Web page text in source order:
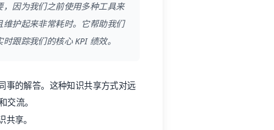
因为我们之前使用多种工具来
护起来非常耗时。它帮助我们
跟踪我们的核心 KPI 绩效。
事的解答。这种知识共享方式对远
流。
享。